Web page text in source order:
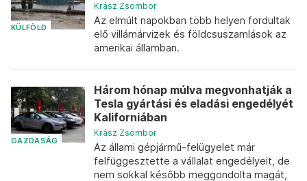
KÜLFÖLD
Krász Zsombor
Az elmúlt napokban több helyen fordultak
elő villámárvizek és földcsuszamlások az
amerikai államban.
GAZDASÁG
Három hónap múlva megvonhatják a
Tesla gyártási és eladási engedélyét
Kaliforniában
Krász Zsombor
Az állami gépjármű-felügyelet már
felfüggesztette a vállalat engedélyeit, de
nem sokkal később meggondolta magát,